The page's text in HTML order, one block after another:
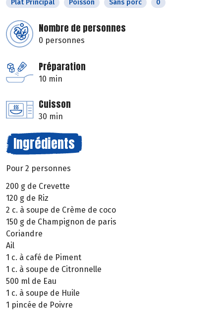
Plat Principal Poisson Sans porc 0
Nombre de personnes
0 personnes
Préparation
10 min
Cuisson
30 min
Ingrédients
Pour 2 personnes
200 g de Crevette
120 g de Riz
2 c. à soupe de Crème de coco
150 g de Champignon de paris
Coriandre
Ail
1 c. à café de Piment
1 c. à soupe de Citronnelle
500 ml de Eau
1 c. à soupe de Huile
1 pincée de Poivre